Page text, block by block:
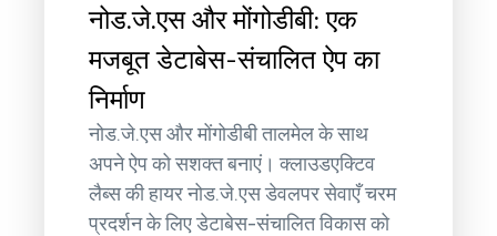
नोड.जे.एस और मोंगोडीबी: एक
मजबूत डेटाबेस-संचालित ऐप का
निर्माण
नोड.जे.एस और मोंगोडीबी तालमेल के साथ
अपने ऐप को सशक्त बनाएं। क्लाउडएक्टिव
लैब्स की हायर नोड.जे.एस डेवलपर सेवाएँ चरम
प्रदर्शन के लिए डेटाबेस-संचालित विकास को